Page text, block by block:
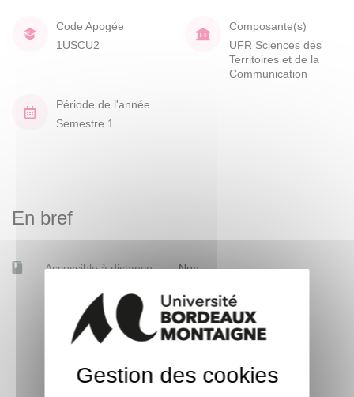
Code Apogée
1USCU2
Composante(s)
UFR Sciences des
Territoires et de la
Communication
Période de l'année
Semestre 1
En bref
Accessible à distance Non
Gestion des cookies